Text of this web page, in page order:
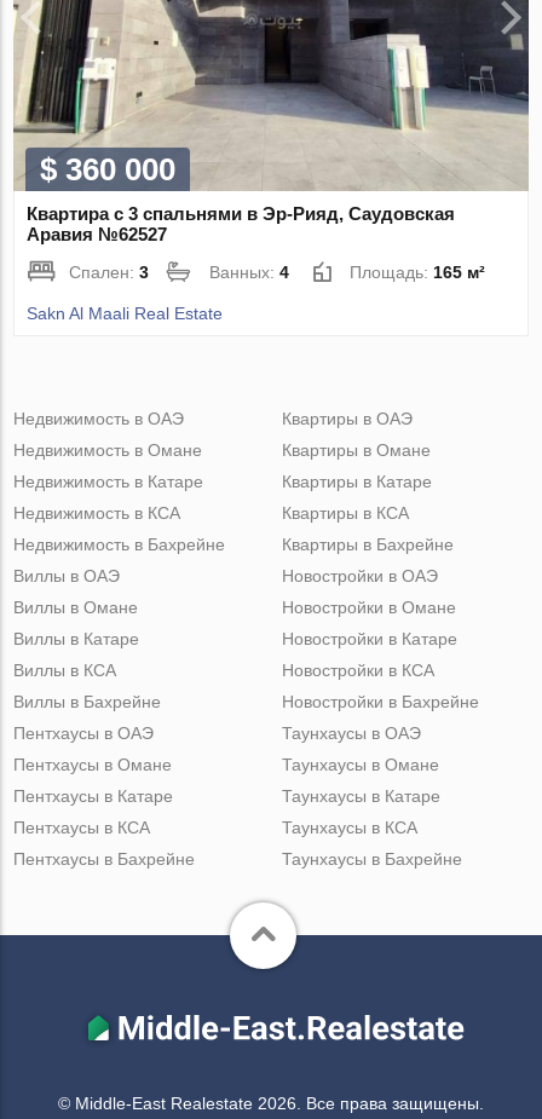
$ 360 000
Квартира с 3 спальнями в Эр-Рияд, Саудовская
Аравия №62527
Спален:3 Ванных:4 Площадь: 165 м²
Sakn Al Maali Real Estate
Недвижимость в ОАЭ
Недвижимость в Омане
Недвижимость в Катаре
Недвижимость в КСА
Недвижимость в Бахрейне
Квартиры в ОАЭ
Квартиры в Омане
Квартиры в Катаре
Квартиры в КСА
Квартиры в Бахрейне
Виллы в ОАЭ
Виллы в Омане
Виллы в Катаре
Виллы в КСА
Виллы в Бахрейне
Новостройки в ОАЭ
Новостройки в Омане
Новостройки в Катаре
Новостройки в КСА
Новостройки в Бахрейне
Пентхаусы в ОАЭ
Пентхаусы в Омане
Пентхаусы в Катаре
Пентхаусы в КСА
Пентхаусы в Бахрейне
Таунхаусы в ОАЭ
Таунхаусы в Омане
Таунхаусы в Катаре
Таунхаусы в КСА
Таунхаусы в Бахрейне
© Middle-East Realestate 2026. Все права защищены.